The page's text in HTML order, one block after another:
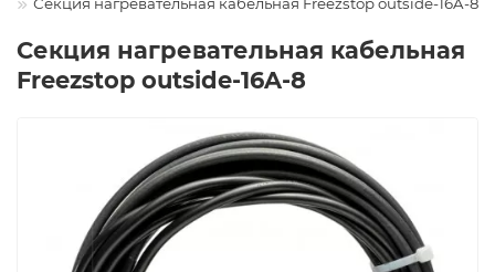
Секция нагревательная кабельная
Freezstop outside-16A-8